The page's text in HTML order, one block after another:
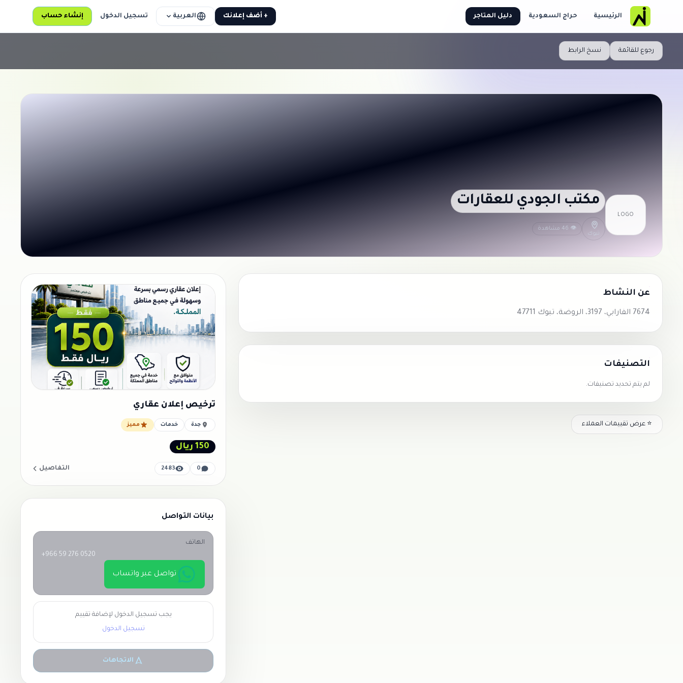
الرئيسية حراج السعودية دليل المتاجر + أضف إعلانك العربية تسجيل الدخول إنشاء حساب
رجوع للقائمة نسخ الرابط
LOGO
مكتب الجودي للعقارات
تبوك
👁 46 مشاهدة
عن النشاط
7674 الفارابي، 3197، الروضة، تبوك 47711
التصنيفات
لم يتم تحديد تصنيفات.
⭐ عرض تقييمات العملاء
ترخيص إعلان عقاري
جدة خدمات مميز
150 ريال
0
2483 التفاصيل
بيانات التواصل
الهاتف
+966 59 276 0520
تواصل عبر واتساب
يجب تسجيل الدخول لإضافة تقييم
تسجيل الدخول
الاتجاهات